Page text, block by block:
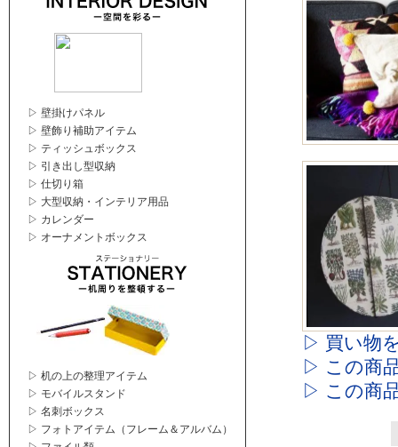
▷ 壁掛けパネル
▷ 壁飾り補助アイテム
▷ ティッシュボックス
▷ 引き出し型収納
▷ 仕切り箱
▷ 大型収納・インテリア用品
▷ カレンダー
▷ オーナメントボックス
▷ 机の上の整理アイテム
▷ モバイルスタンド
▷ 名刺ボックス
▷ フォトアイテム（フレーム＆アルバム）
▷ 買い物
▷ この商
▷ この商